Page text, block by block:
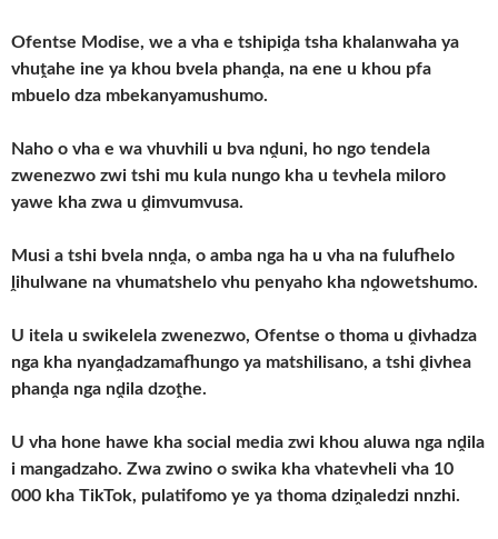
Ofentse Modise, we a vha e tshipiḓa tsha khalanwaha ya
vhuṱahe ine ya khou bvela phanḓa, na ene u khou pfa
mbuelo dza mbekanyamushumo.
Naho o vha e wa vhuvhili u bva nḓuni, ho ngo tendela
zwenezwo zwi tshi mu kula nungo kha u tevhela miloro
yawe kha zwa u ḓimvumvusa.
Musi a tshi bvela nnḓa, o amba nga ha u vha na fulufhelo
ḽihulwane na vhumatshelo vhu penyaho kha nḓowetshumo.
U itela u swikelela zwenezwo, Ofentse o thoma u ḓivhadza
nga kha nyanḓadzamafhungo ya matshilisano, a tshi ḓivhea
phanḓa nga nḓila dzoṱhe.
U vha hone hawe kha social media zwi khou aluwa nga nḓila
i mangadzaho. Zwa zwino o swika kha vhatevheli vha 10
000 kha TikTok, pulatifomo ye ya thoma dziṋaledzi nnzhi.